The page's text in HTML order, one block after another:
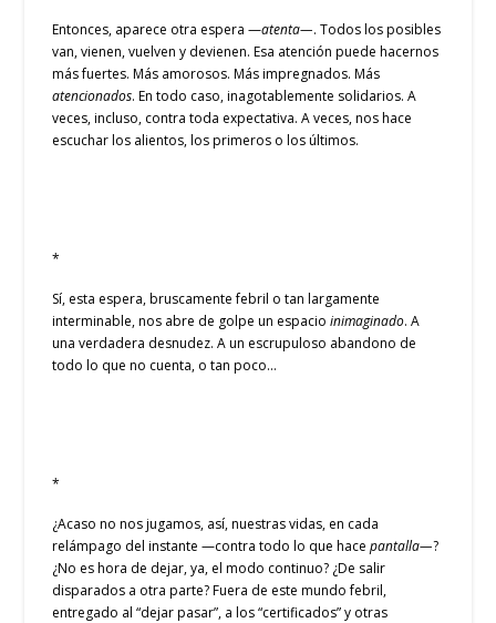
Entonces, aparece otra espera —atenta—. Todos los posibles
van, vienen, vuelven y devienen. Esa atención puede hacernos
más fuertes. Más amorosos. Más impregnados. Más
atencionados. En todo caso, inagotablemente solidarios. A
veces, incluso, contra toda expectativa. A veces, nos hace
escuchar los alientos, los primeros o los últimos.
*
Sí, esta espera, bruscamente febril o tan largamente
interminable, nos abre de golpe un espacioinimaginado. A
una verdadera desnudez. A un escrupuloso abandono de
todo lo que no cuenta, o tan poco…
*
¿Acaso no nos jugamos, así, nuestras vidas, en cada
relámpago del instante —contra todo lo que hacepantalla—?
¿No es hora de dejar, ya, el modo continuo? ¿De salir
disparados a otra parte? Fuera de este mundo febril,
entregado al “dejar pasar”, a los “certificados” y otras